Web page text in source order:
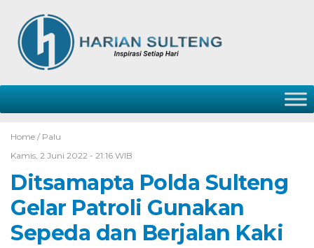
Home / Palu
Kamis, 2 Juni 2022 - 21:16 WIB
Ditsamapta Polda Sulteng
Gelar Patroli Gunakan
Sepeda dan Berjalan Kaki